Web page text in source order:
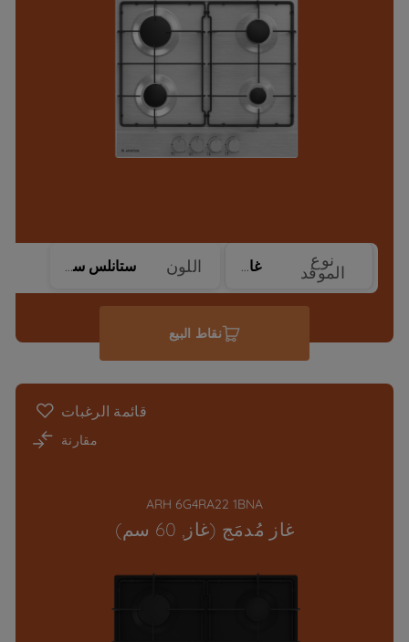
نوع
الموقد غاز اللون ستانلس ستيل
نقاط البيع
قائمة الرغبات
مقارنة
ARH 6G4RA22 1BNA
غاز مُدمَج (غاز, 60 سم)